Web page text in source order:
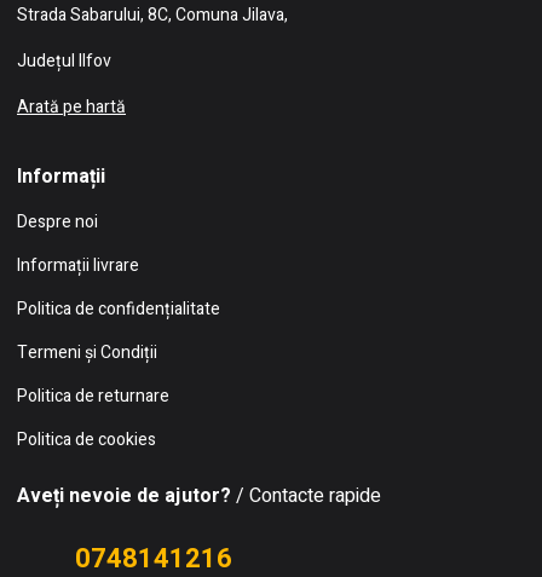
Strada Sabarului, 8C, Comuna Jilava,
Județul Ilfov
Arată pe hartă
Informații
Despre noi
Informații livrare
Politica de confidențialitate
Termeni și Condiții
Politica de returnare
Politica de cookies
Aveți nevoie de ajutor? / Contacte rapide
0748141216